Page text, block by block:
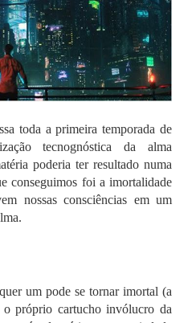
toda a primeira temporada de
tecnognóstica da alma
poderia ter resultado numa
conseguimos foi a imortalidade
nossas consciências em um
um pode se tornar imortal (a
o próprio cartucho invólucro da